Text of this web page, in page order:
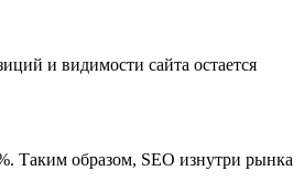
и видимости сайта остается
Таким образом, SEO изнутри рынка